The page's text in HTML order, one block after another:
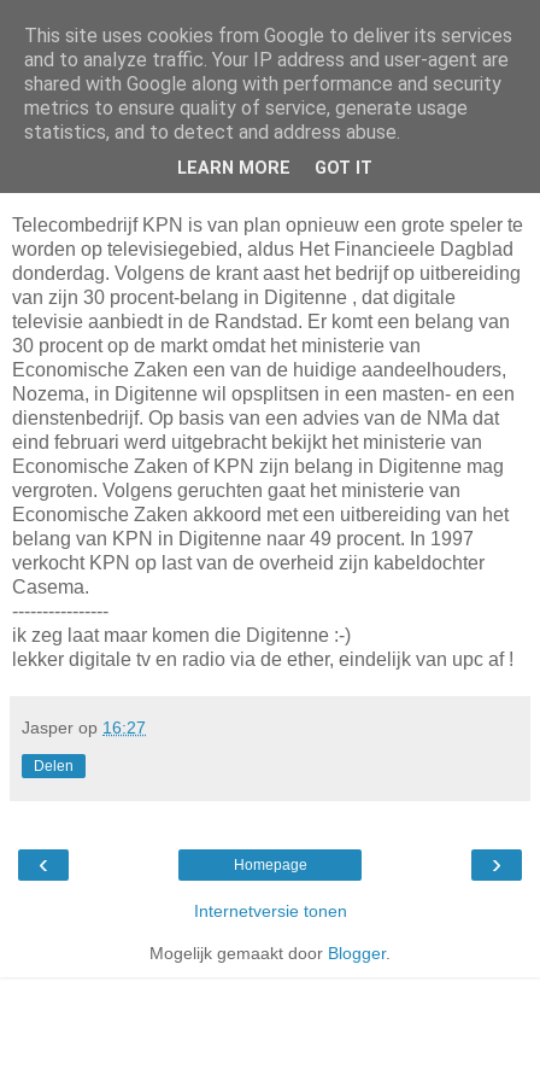
Da_Blog
You don't put a bumpersticker on a Bentley
donderdag, april 22, 2004
Telecombedrijf KPN is van plan opnieuw een grote speler te
worden op televisiegebied, aldus Het Financieele Dagblad
donderdag. Volgens de krant aast het bedrijf op uitbereiding
van zijn 30 procent-belang in Digitenne , dat digitale
televisie aanbiedt in de Randstad. Er komt een belang van
30 procent op de markt omdat het ministerie van
Economische Zaken een van de huidige aandeelhouders,
Nozema, in Digitenne wil opsplitsen in een masten- en een
dienstenbedrijf. Op basis van een advies van de NMa dat
eind februari werd uitgebracht bekijkt het ministerie van
Economische Zaken of KPN zijn belang in Digitenne mag
vergroten. Volgens geruchten gaat het ministerie van
Economische Zaken akkoord met een uitbereiding van het
belang van KPN in Digitenne naar 49 procent. In 1997
verkocht KPN op last van de overheid zijn kabeldochter
Casema.
----------------
ik zeg laat maar komen die Digitenne :-)
lekker digitale tv en radio via de ether, eindelijk van upc af !
Jasper op 16:27
Delen
‹ ›
Homepage
Internetversie tonen
Mogelijk gemaakt door Blogger.
This site uses cookies from Google to deliver its services
and to analyze traffic. Your IP address and user-agent are
shared with Google along with performance and security
metrics to ensure quality of service, generate usage
statistics, and to detect and address abuse.
LEARN MORE GOT IT